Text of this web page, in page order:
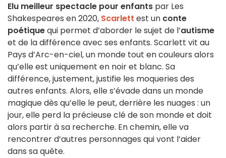
Elu meilleur spectacle pour enfants par Les
Shakespeares en 2020, Scarlett est un conte
poétiquequi permet d’aborder le sujet de l’autisme
et de la différence avec ses enfants. Scarlett vit au
Pays d’Arc-en-ciel, un monde tout en couleurs alors
qu’elle est uniquement en noir et blanc. Sa
différence, justement, justifie les moqueries des
autres enfants. Alors, elle s’évade dans un monde
magique dès qu’elle le peut, derrière les nuages : un
jour, elle perd la précieuse clé de son monde et doit
alors partir à sa recherche. En chemin, elle va
rencontrer d’autres personnages qui vont l’aider
dans sa quête.